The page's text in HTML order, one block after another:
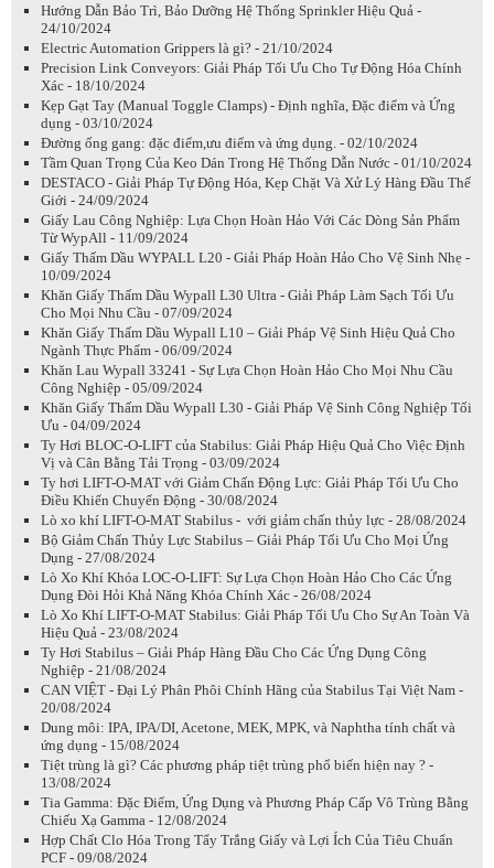
Hướng Dẫn Bảo Trì, Bảo Dưỡng Hệ Thống Sprinkler Hiệu Quả -
24/10/2024
Electric Automation Grippers là gì? - 21/10/2024
Precision Link Conveyors: Giải Pháp Tối Ưu Cho Tự Động Hóa Chính
Xác - 18/10/2024
Kẹp Gạt Tay (Manual Toggle Clamps) - Định nghĩa, Đặc điểm và Ứng
dụng - 03/10/2024
Đường ống gang: đặc điểm,ưu điểm và ứng dụng. - 02/10/2024
Tầm Quan Trọng Của Keo Dán Trong Hệ Thống Dẫn Nước - 01/10/2024
DESTACO - Giải Pháp Tự Động Hóa, Kẹp Chặt Và Xử Lý Hàng Đầu Thế
Giới - 24/09/2024
Giấy Lau Công Nghiệp: Lựa Chọn Hoàn Hảo Với Các Dòng Sản Phẩm
Từ WypAll - 11/09/2024
Giấy Thấm Dầu WYPALL L20 - Giải Pháp Hoàn Hảo Cho Vệ Sinh Nhẹ -
10/09/2024
Khăn Giấy Thấm Dầu Wypall L30 Ultra - Giải Pháp Làm Sạch Tối Ưu
Cho Mọi Nhu Cầu - 07/09/2024
Khăn Giấy Thấm Dầu Wypall L10 – Giải Pháp Vệ Sinh Hiệu Quả Cho
Ngành Thực Phẩm - 06/09/2024
Khăn Lau Wypall 33241 - Sự Lựa Chọn Hoàn Hảo Cho Mọi Nhu Cầu
Công Nghiệp - 05/09/2024
Khăn Giấy Thấm Dầu Wypall L30 - Giải Pháp Vệ Sinh Công Nghiệp Tối
Ưu - 04/09/2024
Ty Hơi BLOC-O-LIFT của Stabilus: Giải Pháp Hiệu Quả Cho Việc Định
Vị và Cân Bằng Tải Trọng - 03/09/2024
Ty hơi LIFT-O-MAT với Giảm Chấn Động Lực: Giải Pháp Tối Ưu Cho
Điều Khiển Chuyển Động - 30/08/2024
Lò xo khí LIFT-O-MAT Stabilus - với giảm chấn thủy lực - 28/08/2024
Bộ Giảm Chấn Thủy Lực Stabilus – Giải Pháp Tối Ưu Cho Mọi Ứng
Dụng - 27/08/2024
Lò Xo Khí Khóa LOC-O-LIFT: Sự Lựa Chọn Hoàn Hảo Cho Các Ứng
Dụng Đòi Hỏi Khả Năng Khóa Chính Xác - 26/08/2024
Lò Xo Khí LIFT-O-MAT Stabilus: Giải Pháp Tối Ưu Cho Sự An Toàn Và
Hiệu Quả - 23/08/2024
Ty Hơi Stabilus – Giải Pháp Hàng Đầu Cho Các Ứng Dụng Công
Nghiệp - 21/08/2024
CAN VIỆT - Đại Lý Phân Phôi Chính Hãng của Stabilus Tại Việt Nam -
20/08/2024
Dung môi: IPA, IPA/DI, Acetone, MEK, MPK, và Naphtha tính chất và
ứng dụng - 15/08/2024
Tiệt trùng là gì? Các phương pháp tiệt trùng phổ biến hiện nay ? -
13/08/2024
Tia Gamma: Đặc Điểm, Ứng Dụng và Phương Pháp Cấp Vô Trùng Bằng
Chiếu Xạ Gamma - 12/08/2024
Hợp Chất Clo Hóa Trong Tẩy Trắng Giấy và Lợi Ích Của Tiêu Chuẩn
PCF - 09/08/2024